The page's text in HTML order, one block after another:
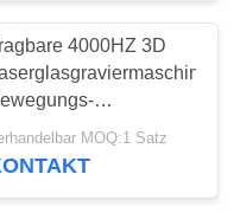
4000HZ 3D
gepumpt
MOQ:1 Satz